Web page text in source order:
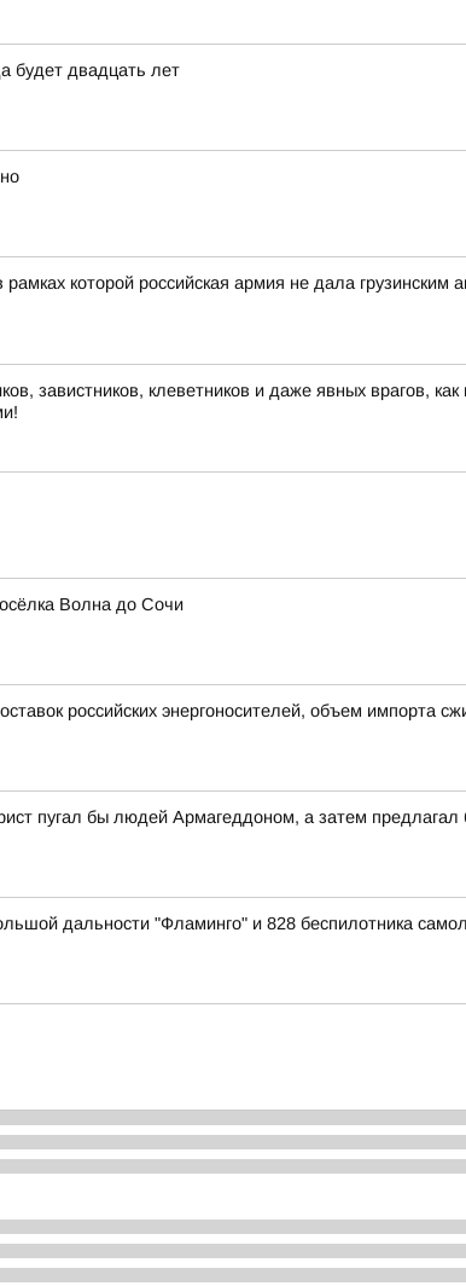
будет двадцать лет
которой российская армия не дала
завистников, клеветников и даже явных врагов,
Волна до Сочи
российских энергоносителей, объем импорта
пугал бы людей Армагеддоном, а затем предлагал
дальности "Фламинго" и 828 беспилотника